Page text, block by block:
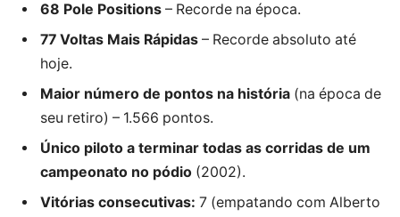
68 Pole Positions – Recorde na época.
77 Voltas Mais Rápidas – Recorde absoluto até
hoje.
Maior número de pontos na história (na época de
seu retiro) – 1.566 pontos.
Único piloto a terminar todas as corridas de um
campeonato no pódio (2002).
Vitórias consecutivas: 7 (empatando com Alberto